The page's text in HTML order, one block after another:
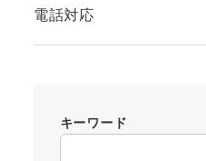
電話対応
キーワード